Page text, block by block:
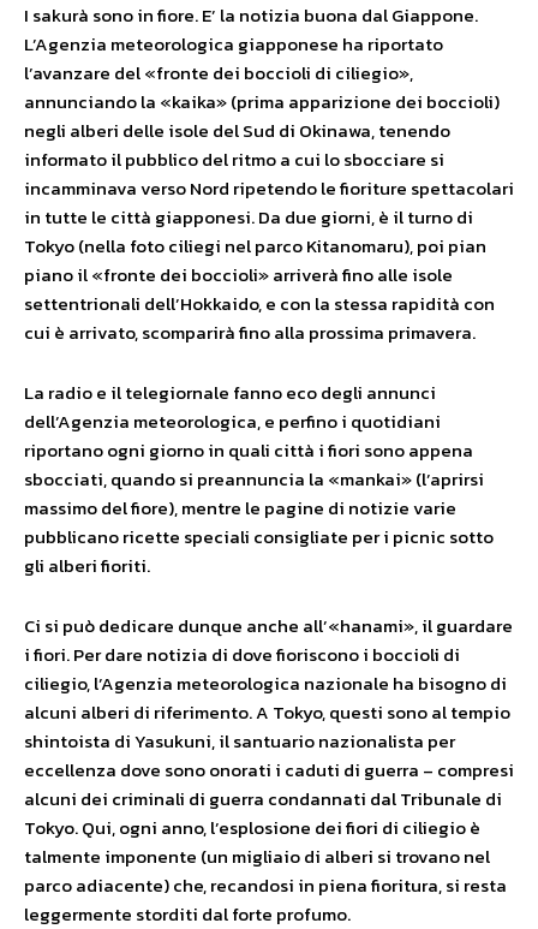
I sakurà sono in fiore. E’ la notizia buona dal Giappone.
L’Agenzia meteorologica giapponese ha riportato
l’avanzare del «fronte dei boccioli di ciliegio»,
annunciando la «kaika» (prima apparizione dei boccioli)
negli alberi delle isole del Sud di Okinawa, tenendo
informato il pubblico del ritmo a cui lo sbocciare si
incamminava verso Nord ripetendo le fioriture spettacolari
in tutte le città giapponesi. Da due giorni, è il turno di
Tokyo (nella foto ciliegi nel parco Kitanomaru), poi pian
piano il «fronte dei boccioli» arriverà fino alle isole
settentrionali dell’Hokkaido, e con la stessa rapidità con
cui è arrivato, scomparirà fino alla prossima primavera.
La radio e il telegiornale fanno eco degli annunci
dell’Agenzia meteorologica, e perfino i quotidiani
riportano ogni giorno in quali città i fiori sono appena
sbocciati, quando si preannuncia la «mankai» (l’aprirsi
massimo del fiore), mentre le pagine di notizie varie
pubblicano ricette speciali consigliate per i picnic sotto
gli alberi fioriti.
Ci si può dedicare dunque anche all’«hanami», il guardare
i fiori. Per dare notizia di dove fioriscono i boccioli di
ciliegio, l’Agenzia meteorologica nazionale ha bisogno di
alcuni alberi di riferimento. A Tokyo, questi sono al tempio
shintoista di Yasukuni, il santuario nazionalista per
eccellenza dove sono onorati i caduti di guerra – compresi
alcuni dei criminali di guerra condannati dal Tribunale di
Tokyo. Qui, ogni anno, l’esplosione dei fiori di ciliegio è
talmente imponente (un migliaio di alberi si trovano nel
parco adiacente) che, recandosi in piena fioritura, si resta
leggermente storditi dal forte profumo.